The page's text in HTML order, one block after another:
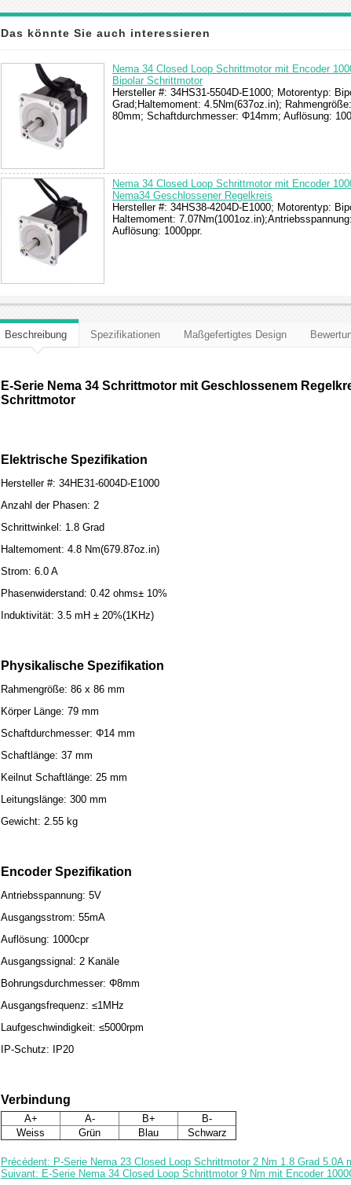
Das könnte Sie auch interessieren
Nema 34 Closed Loop Schrittmotor mit Encoder
Bipolar Schrittmotor
Hersteller #: 34HS31-5504D-E1000; Motorentyp:
Grad;Haltemoment: 4.5Nm(637oz.in);
80mm; Schaftdurchmesser: Φ14mm; Auflösung:
Nema 34 Closed Loop Schrittmotor mit Encoder
Nema34 Geschlossener Regelkreis
Hersteller #: 34HS38-4204D-E1000; Motorentyp:
Haltemoment:
Auflösung: 1000ppr.
Beschreibung Spezifikationen Maßgefertigtes Design
E-Serie Nema 34 Schrittmotor mit Geschlossenem
Schrittmotor
Elektrische Spezifikation
Hersteller #: 34HE31-6004D-E1000
Anzahl der Phasen: 2
Schrittwinkel: 1.8 Grad
Haltemoment: 4.8 Nm(679.87oz.in)
Strom: 6.0 A
Phasenwiderstand: 0.42 ohms± 10%
Induktivität: 3.5 mH ± 20%(1KHz)
Physikalische Spezifikation
Rahmengröße: 86 x 86 mm
Körper Länge: 79 mm
Schaftdurchmesser: Φ14 mm
Schaftlänge: 37 mm
Keilnut Schaftlänge: 25 mm
Leitungslänge: 300 mm
Gewicht: 2.55 kg
Encoder Spezifikation
Antriebsspannung: 5V
Ausgangsstrom: 55mA
Auflösung: 1000cpr
Ausgangssignal: 2 Kanäle
Bohrungsdurchmesser: Φ8mm
Ausgangsfrequenz: ≤1MHz
Laufgeschwindigkeit: ≤5000rpm
IP-Schutz: IP20
Verbindung
A+ A- B+
B-
Weiss
Grün Blau Schwarz
Précédent: P-Serie Nema 23 Closed Loop Schrittmotor 2 Nm 1.8 Grad 5.0A
Suivant: E-Serie Nema 34 Closed Loop Schrittmotor 9 Nm mit Encoder